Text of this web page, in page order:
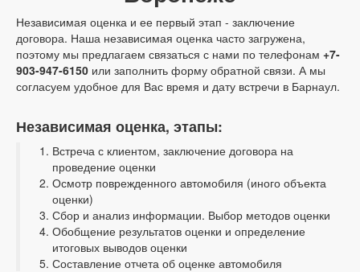
Независимая оценка и ее первый этап - заключение
договора. Наша независимая оценка часто загружена,
поэтому мы предлагаем связаться с нами по телефонам +7-
903-947-6150 или заполнить форму обратной связи. А мы
согласуем удобное для Вас время и дату встречи в Барнаул.
Независимая оценка, этапы:
Встреча с клиентом, заключение договора на
проведение оценки
Осмотр поврежденного автомобиля (иного объекта
оценки)
Сбор и анализ информации. Выбор методов оценки
Обобщение результатов оценки и определение
итоговых выводов оценки
Составление отчета об оценке автомобиля